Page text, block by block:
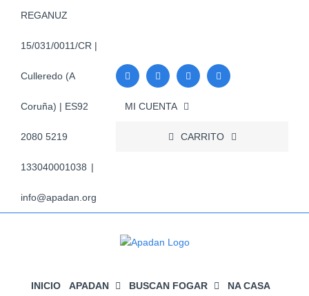
REGANUZ
15/031/0011/CR |
Culleredo (A
Coruña) | ES92
2080 5219
133040001038 |
info@apadan.org
MI CUENTA
CARRITO
INICIO APADAN BUSCAN FOGAR NA CASA